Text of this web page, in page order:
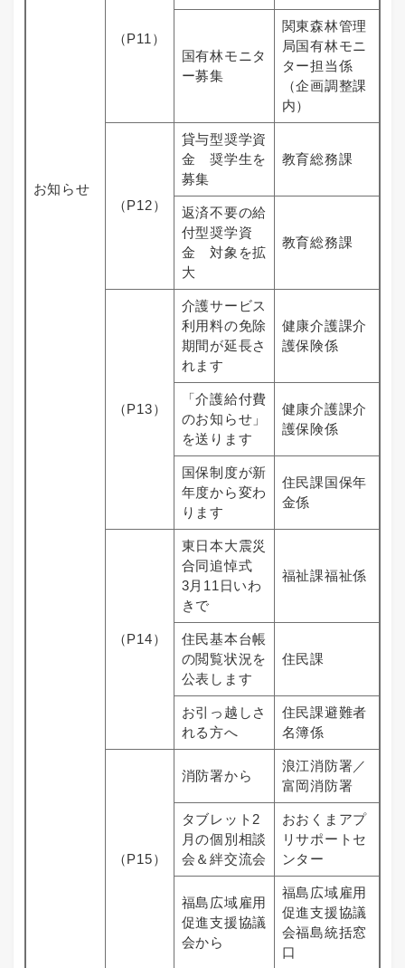
お知らせ
（P11）
国有林モニタ
ー募集
関東森林管理
局国有林モニ
ター担当係
（企画調整課
内）
（P12）
貸与型奨学資
金 奨学生を
募集
教育総務課
返済不要の給
付型奨学資
金 対象を拡
大
教育総務課
（P13）
介護サービス
利用料の免除
期間が延長さ
れます
健康介護課介
護保険係
「介護給付費
のお知らせ」
を送ります
健康介護課介
護保険係
国保制度が新
年度から変わ
ります
住民課国保年
金係
（P14）
東日本大震災
合同追悼式
3月11日いわ
きで
福祉課福祉係
住民基本台帳
の閲覧状況を
公表します
住民課
お引っ越しさ
れる方へ
住民課避難者
名簿係
（P15）
消防署から
浪江消防署／
富岡消防署
タブレット2
月の個別相談
会＆絆交流会
おおくまアプ
リサポートセ
ンター
福島広域雇用
促進支援協議
会から
福島広域雇用
促進支援協議
会福島統括窓
口